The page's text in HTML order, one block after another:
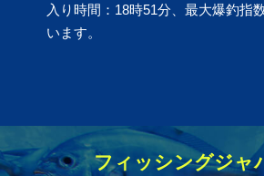
入り時間：18時51分、最大爆釣指
います。
フィッシングジャ